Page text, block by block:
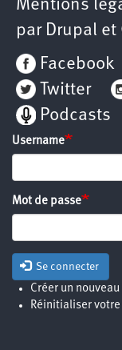
Mentions
par Drupal et
Facebook
Twitter
Podcasts
Username
Mot de passe
Se connecter
Créer un
Réinitialiser